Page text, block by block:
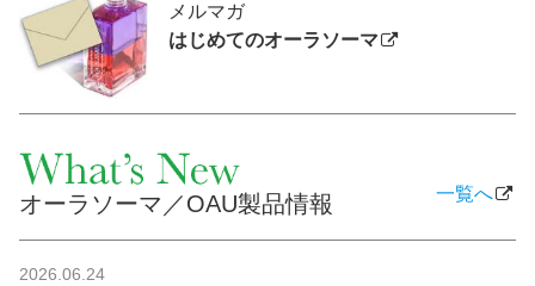
メルマガ
はじめてのオーラソーマ
オーラソーマ／OAU製品情報 一覧へ
2026.06.24